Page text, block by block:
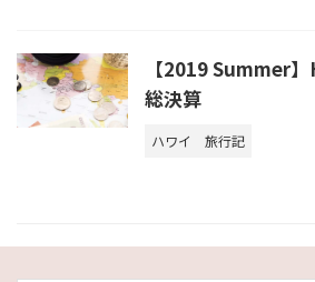
【2019 Summer
総決算
ハワイ 旅行記